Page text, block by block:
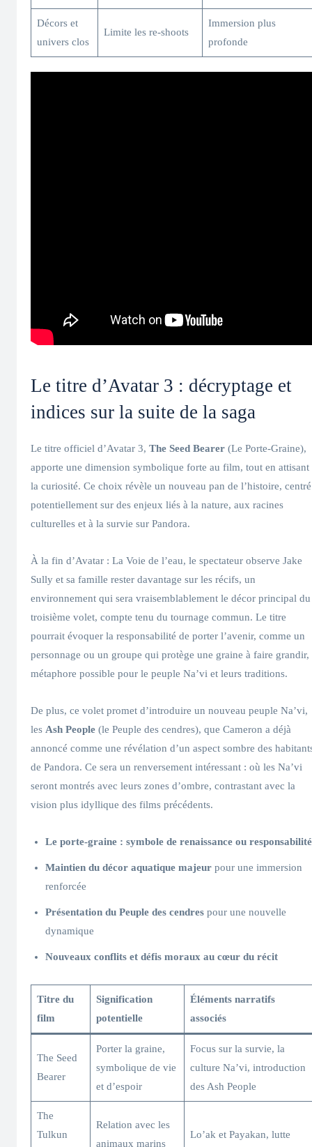
Décors et
univers clos
Limite les re-shoots
Immersion plus
profonde
Le titre d’Avatar 3 : décryptage et
indices sur la suite de la saga
Le titre officiel d’Avatar 3, The Seed Bearer (Le Porte-Graine),
apporte une dimension symbolique forte au film, tout en attisant
la curiosité. Ce choix révèle un nouveau pan de l’histoire, centré
potentiellement sur des enjeux liés à la nature, aux racines
culturelles et à la survie sur Pandora.
À la fin d’Avatar : La Voie de l’eau, le spectateur observe Jake
Sully et sa famille rester davantage sur les récifs, un
environnement qui sera vraisemblablement le décor principal du
troisième volet, compte tenu du tournage commun. Le titre
pourrait évoquer la responsabilité de porter l’avenir, comme un
personnage ou un groupe qui protège une graine à faire grandir,
métaphore possible pour le peuple Na’vi et leurs traditions.
De plus, ce volet promet d’introduire un nouveau peuple Na’vi,
les Ash People (le Peuple des cendres), que Cameron a déjà
annoncé comme une révélation d’un aspect sombre des
de Pandora. Ce sera un renversement intéressant : où les Na’vi
seront montrés avec leurs zones d’ombre, contrastant avec la
vision plus idyllique des films précédents.
Le porte-graine : symbole de renaissance ou responsabilité
Maintien du décor aquatique majeur pour une immersion
renforcée
Présentation du Peuple des cendres pour une nouvelle
dynamique
Nouveaux conflits et défis moraux au cœur du récit
Titre du
film
Signification
potentielle
Éléments narratifs
associés
The Seed
Bearer
Porter la graine,
symbolique de vie
et d’espoir
Focus sur la survie, la
culture Na’vi, introduction
des Ash People
The
Tulkun
Relation avec les
animaux marins
Lo’ak et Payakan, lutte